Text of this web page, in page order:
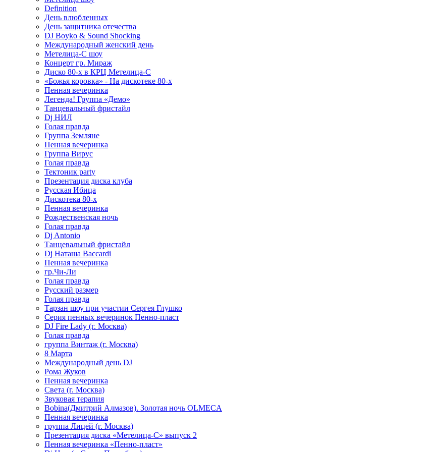
Definition
День влюбленных
День защитника отечества
DJ Boyko & Sound Shocking
Международный женский день
Метелица-С шоу
Концерт гр. Мираж
Диско 80-х в КРЦ Метелица-С
«Божья коровка» - На дискотеке 80-х
Пенная вечеринка
Легенда! Группа «Демо»
Танцевальный фристайл
Dj НИЛ
Голая правда
Группа Земляне
Пенная вечеринка
Группа Вирус
Голая правда
Тектоник party
Презентация диска клуба
Русская Ибица
Дискотека 80-х
Пенная вечеринка
Рождественская ночь
Голая правда
Dj Antonio
Танцевальный фристайл
Dj Наташа Baccardi
Пенная вечеринка
гр.Чи-Ли
Голая правда
Русский размер
Голая правда
Тарзан шоу при участии Сергея Глушко
Серия пенных вечеринок Пенно-пласт
DJ Fire Lady (г. Москва)
Голая правда
группа Винтаж (г. Москва)
8 Марта
Международный день DJ
Рома Жуков
Пенная вечеринка
Света (г. Москва)
Звуковая терапия
Bobina(Дмитрий Алмазов). Золотая ночь OLMECA
Пенная вечеринка
группа Лицей (г. Москва)
Презентация диска «Метелица-С» выпуск 2
Пенная вечеринка «Пенно-пласт»